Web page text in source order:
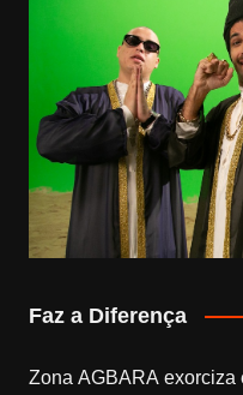
Faz a Diferença
Zona AGBARA exorciza